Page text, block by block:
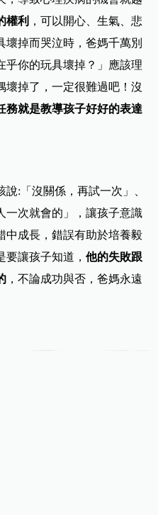
權利 ，可以開心、生氣、悲
掉而哭泣時，爸媽千萬別
乎你的玩具壞掉？」應該理
壞掉了，一定很難過吧！沒
務就是教導孩子好好的表達
:「沒關係，再試一次」、
一次就會的」，讓孩子意識
中成長，錯誤有助於培養毅
要讓孩子知道，他的失敗跟
，不論成功與否，爸媽永遠